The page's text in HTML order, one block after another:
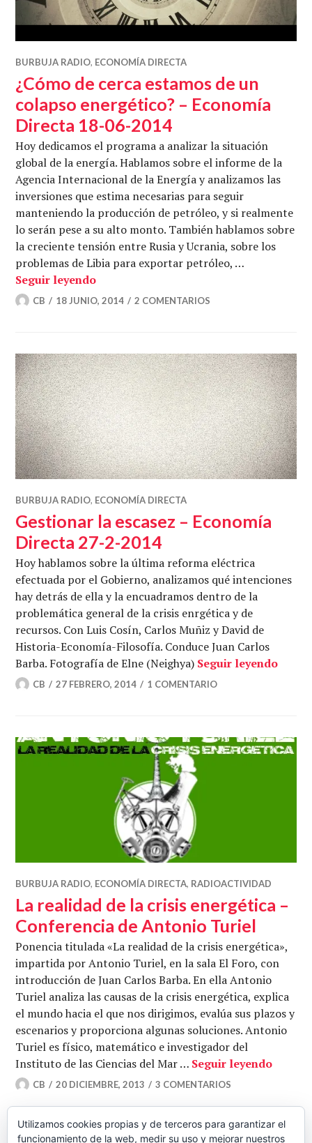
BURBUJA RADIO, ECONOMÍA DIRECTA
¿Cómo de cerca estamos de un
colapso energético? – Economía
Directa 18-06-2014
Hoy dedicamos el programa a analizar la situación
global de la energía. Hablamos sobre el informe de la
Agencia Internacional de la Energía y analizamos las
inversiones que estima necesarias para seguir
manteniendo la producción de petróleo, y si realmente
lo serán pese a su alto monto. También hablamos sobre
la creciente tensión entre Rusia y Ucrania, sobre los
problemas de Libia para exportar petróleo, …
Seguir leyendo¿Cómo de cerca estamos de un
CB 18 JUNIO, 2014 2 COMENTARIOS
BURBUJA RADIO, ECONOMÍA DIRECTA
Gestionar la escasez – Economía
Directa 27-2-2014
Hoy hablamos sobre la última reforma eléctrica
efectuada por el Gobierno, analizamos qué intenciones
hay detrás de ella y la encuadramos dentro de la
problemática general de la crisis enrgética y de
recursos. Con Luis Cosín, Carlos Muñiz y David de
Historia-Economía-Filosofía. Conduce Juan Carlos
Barba. Fotografía de Elne (Neighya) Seguir leyendo
CB 27 FEBRERO, 2014 1 COMENTARIO
BURBUJA RADIO, ECONOMÍA DIRECTA, RADIOACTIVIDAD
La realidad de la crisis energética –
Conferencia de Antonio Turiel
Ponencia titulada «La realidad de la crisis energética»,
impartida por Antonio Turiel, en la sala El Foro, con
introducción de Juan Carlos Barba. En ella Antonio
Turiel analiza las causas de la crisis energética, explica
el mundo hacia el que nos dirigimos, evalúa sus plazos y
escenarios y proporciona algunas soluciones. Antonio
Turiel es físico, matemático e investigador del
Instituto de las Ciencias del Mar … Seguir leyendoLa
CB 20 DICIEMBRE, 2013 3 COMENTARIOS
Utilizamos cookies propias y de terceros para garantizar el
funcionamiento de la web, medir su uso y mejorar nuestros